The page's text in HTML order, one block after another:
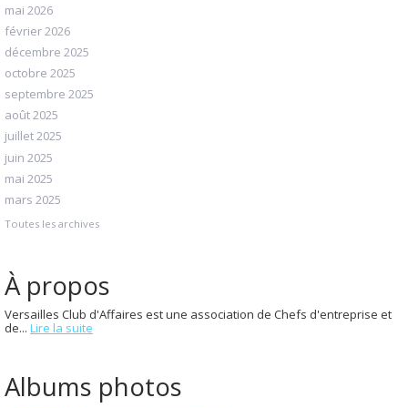
mai 2026
février 2026
décembre 2025
octobre 2025
septembre 2025
août 2025
juillet 2025
juin 2025
mai 2025
mars 2025
Toutes les archives
À propos
Versailles Club d'Affaires est une association de Chefs d'entreprise et
de... Lire la suite
Albums photos